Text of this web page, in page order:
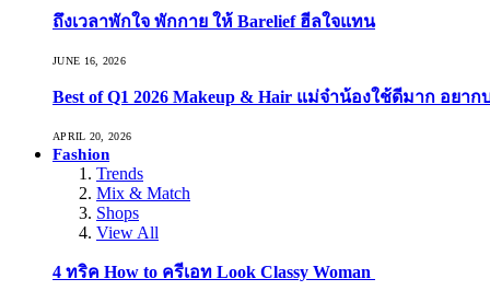
ถึงเวลาพักใจ พักกาย ให้ Barelief ฮีลใจแทน
JUNE 16, 2026
Best of Q1 2026 Makeup & Hair แม่จ๋าน้องใช้ดีมาก อยาก
APRIL 20, 2026
Fashion
Trends
Mix & Match
Shops
View All
4 ทริค How to ครีเอท Look Classy Woman